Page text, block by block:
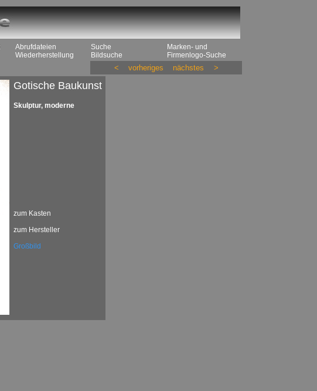
Abrufdateien
Wiederherstellung
Suche
Bildsuche
Marken- und
Firmenlogo-Suche
< vorheriges nächstes >
Gotische Baukunst
Skulptur, moderne
zum Kasten
zum Hersteller
Großbild